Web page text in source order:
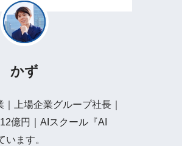
かず
上場企業グループ社長｜
億円｜AIスクール『AI
います。